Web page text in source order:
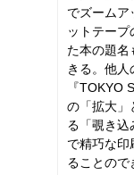
でズームア
ットテー
た本の題名
きる。他
『TOKYO
の「拡大」
る「覗き
で精巧な印
ることので